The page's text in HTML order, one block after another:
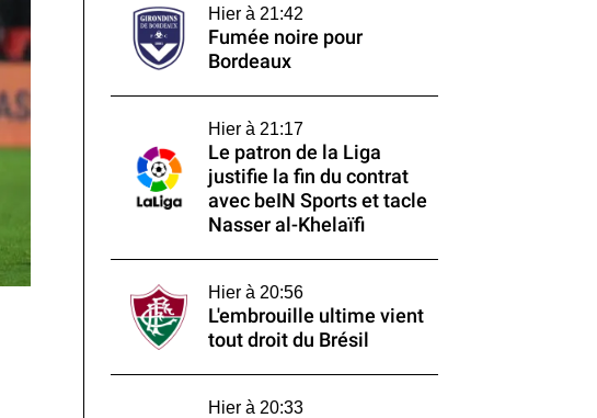
Hier à 21:42
Fumée noire pour
Bordeaux
Hier à 21:17
Le patron de la Liga
justifie la fin du contrat
avec beIN Sports et tacle
Nasser al-Khelaïfi
Hier à 20:56
L'embrouille ultime vient
tout droit du Brésil
Hier à 20:33